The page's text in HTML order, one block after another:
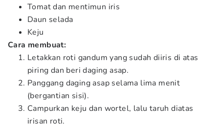
Tomat dan mentimun iris
Daun selada
Keju
Cara membuat:
Letakkan roti gandum yang sudah diiris di atas
piring dan beri daging asap.
Panggang daging asap selama lima menit
(bergantian sisi).
Campurkan keju dan wortel, lalu taruh diatas
irisan roti.